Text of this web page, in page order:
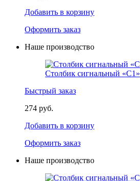
Добавить в корзину
Оформить заказ
Наше производство
Столбик сигнальный «С1»
Быстрый заказ
274 руб.
Добавить в корзину
Оформить заказ
Наше производство